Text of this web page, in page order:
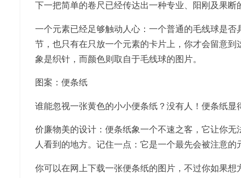
下一把简单的卷尺已经传达出一种专业、阳刚及果断
一个元素已经足够触动人心：一个普通的毛线球是
节，也只有在只放一个元素的卡片上，你才会留意
象是织针，而颜色则取自于毛线球的图片。
图案：便条纸
谁能忽视一张黄色的小小便条纸？没有人！便条纸
价廉物美的设计：便条纸象一个不速之客，它让你
人看到的地方。记住一点：它是一个最先会被注意
你可以在网上下载一张便条纸的图片，不过你如果